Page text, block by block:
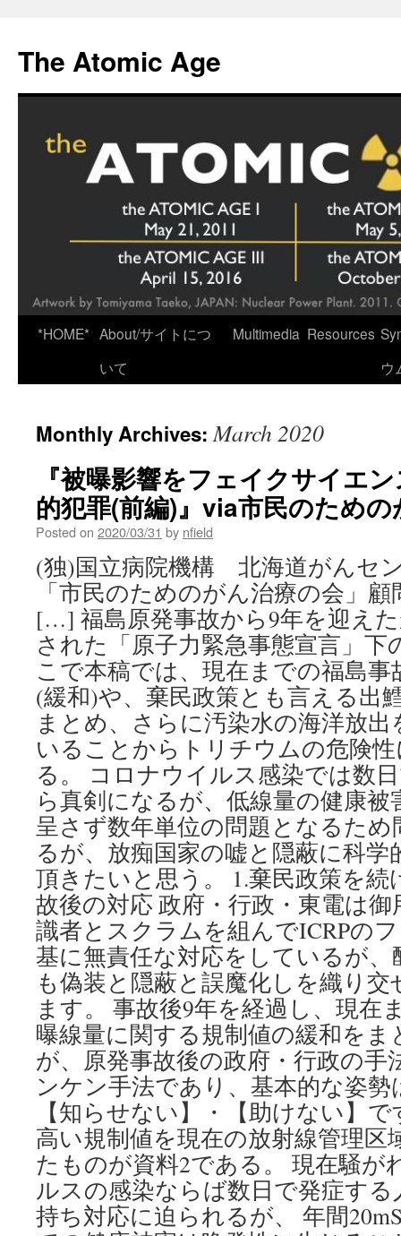
content
The Atomic Age
*HOME* About/サイトにつ
いて
Multimedia Resources
ウ
Monthly Archives:March 2020
『被曝影響をフェイクサイエ
的犯罪(前編)』via市民のため
Posted on 2020/03/31 by nfield
(独)国立病院機構 北海道がんセ
「市民のためのがん治療の会
[…] 福島原発事故から9年を迎え
された「原子力緊急事態宣言」下
こで本稿では、現在までの福島
(緩和)や、棄民政策とも言える出
まとめ、さらに汚染水の海洋放
いることからトリチウムの危険
る。 コロナウイルス感染では数
ら真剣になるが、低線量の健康
呈さず数年単位の問題となるた
るが、放痴国家の嘘と隠蔽に科
頂きたいと思う。 1.棄民政策を
故後の対応 政府・行政・東電は
識者とスクラムを組んでICRPの
基に無責任な対応をしているが
も偽装と隠蔽と誤魔化しを織り
ます。 事故後9年を経過し、現在
曝線量に関する規制値の緩和をま
が、原発事故後の政府・行政の手
ンケン手法であり、基本的な姿
【知らせない】・【助けない】
高い規制値を現在の放射線管理区
たものが資料2である。 現在騒が
ルスの感染ならば数日で発症す
持ち対応に迫られるが、 年間